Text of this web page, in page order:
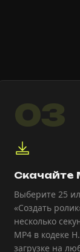
03
Скачайте
Выберите 25
«Создать
несколько
MP4 в кодеке
загрузке на